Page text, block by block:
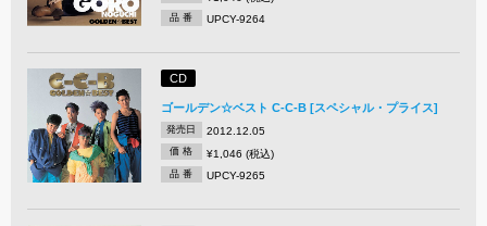
品 番 UPCY-9264
CD
ゴールデン☆ベスト C-C-B [スペシャル・プライス]
発売日 2012.12.05
価 格 ¥1,046 (税込)
品 番 UPCY-9265